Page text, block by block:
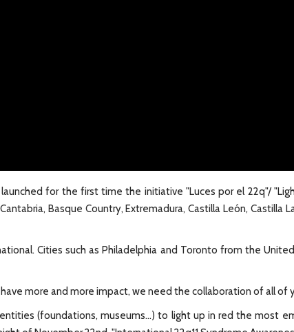
launched for the first time the initiative "Luces por el 22q"/
Basque Country, Extremadura, Castilla León, Castilla
Cities such as Philadelphia and Toronto from the
more and more impact, we need the collaboration of all of
(foundations, museums...) to light up in red the most